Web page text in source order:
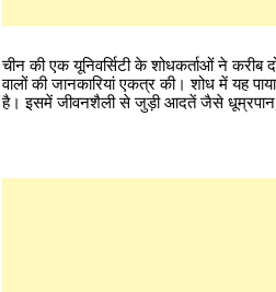
चीन की एक यूनिवर्सिटी के शोधकर्ताओं ने
वालों की जानकारियां एकत्र की। शोध में यह
है। इसमें जीवनशैली से जुड़ी आदतें जैसे धूम्रपान,